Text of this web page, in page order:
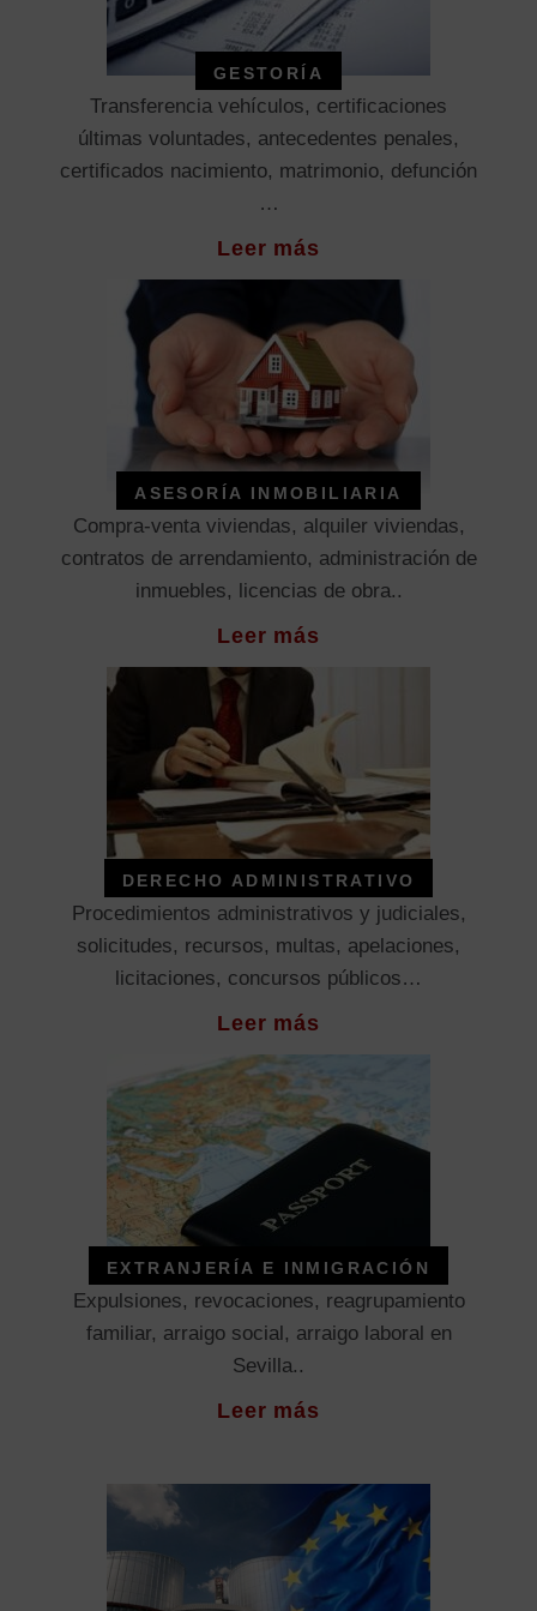
GESTORÍA
Transferencia vehículos, certificaciones
últimas voluntades, antecedentes penales,
certificados nacimiento, matrimonio, defunción
…
Leer más
ASESORÍA INMOBILIARIA
Compra-venta viviendas, alquiler viviendas,
contratos de arrendamiento, administración de
inmuebles, licencias de obra..
Leer más
DERECHO ADMINISTRATIVO
Procedimientos administrativos y judiciales,
solicitudes, recursos, multas, apelaciones,
licitaciones, concursos públicos…
Leer más
EXTRANJERÍA E INMIGRACIÓN
Expulsiones, revocaciones, reagrupamiento
familiar, arraigo social, arraigo laboral en
Sevilla..
Leer más